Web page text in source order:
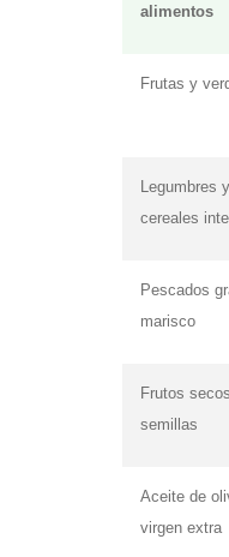
alimentos
Frutas y
Legumbres y
cereales
Pescados
marisco
Frutos
semillas
Aceite de
virgen extra